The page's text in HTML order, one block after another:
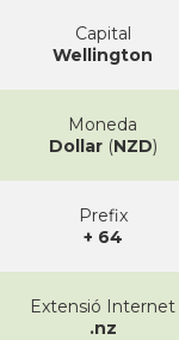
Capital
Wellington
Moneda
Dollar(NZD)
Prefix
+ 64
Extensió Internet
.nz